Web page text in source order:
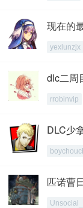
现在的
yexlunzjx
dlc二周
rrobinvip
DLC少
匹诺曹